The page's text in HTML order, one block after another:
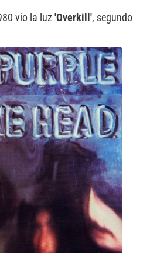
vio la luz 'Overkill', segundo